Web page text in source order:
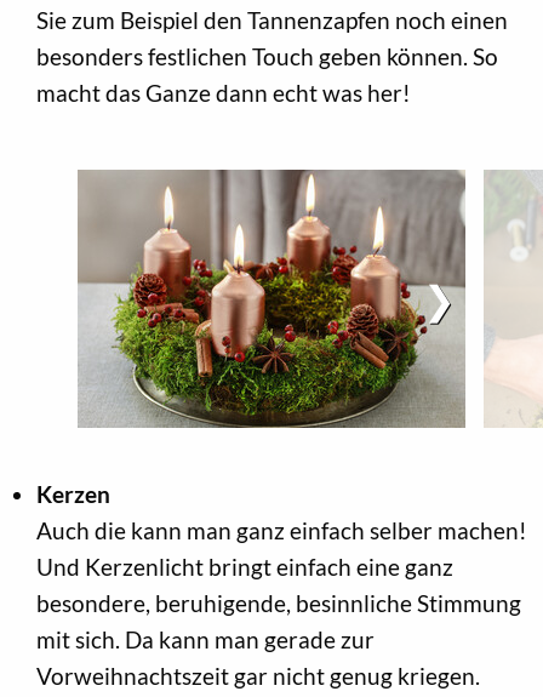
Sie zum Beispiel den Tannenzapfen noch einen
besonders festlichen Touch geben können. So
macht das Ganze dann echt was her!
Kerzen
Auch die kann man ganz einfach selber machen!
Und Kerzenlicht bringt einfach eine ganz
besondere, beruhigende, besinnliche Stimmung
mit sich. Da kann man gerade zur
Vorweihnachtszeit gar nicht genug kriegen.